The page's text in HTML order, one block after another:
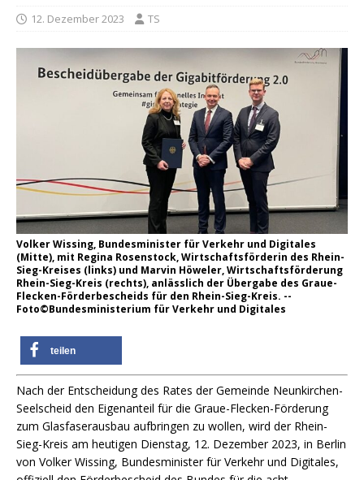
12. Dezember 2023 TS
Volker Wissing, Bundesminister für Verkehr und Digitales
(Mitte), mit Regina Rosenstock, Wirtschaftsförderin des Rhein-
Sieg-Kreises (links) und Marvin Höweler, Wirtschaftsförderung
Rhein-Sieg-Kreis (rechts), anlässlich der Übergabe des Graue-
Flecken-Förderbescheids für den Rhein-Sieg-Kreis. --
Foto©Bundesministerium für Verkehr und Digitales
teilen
Nach der Entscheidung des Rates der Gemeinde Neunkirchen-
Seelscheid den Eigenanteil für die Graue-Flecken-Förderung
zum Glasfaserausbau aufbringen zu wollen, wird der Rhein-
Sieg-Kreis am heutigen Dienstag, 12. Dezember 2023, in Berlin
von Volker Wissing, Bundesminister für Verkehr und Digitales,